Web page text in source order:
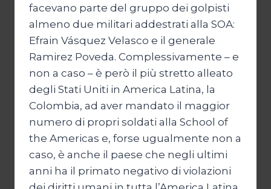
facevano parte del gruppo dei golpisti
almeno due militari addestrati alla SOA:
Efrain Vásquez Velasco e il generale
Ramirez Poveda. Complessivamente – e
non a caso – è però il più stretto alleato
degli Stati Uniti in America Latina, la
Colombia, ad aver mandato il maggior
numero di propri soldati alla School of
the Americas e, forse ugualmente non a
caso, è anche il paese che negli ultimi
anni ha il primato negativo di violazioni